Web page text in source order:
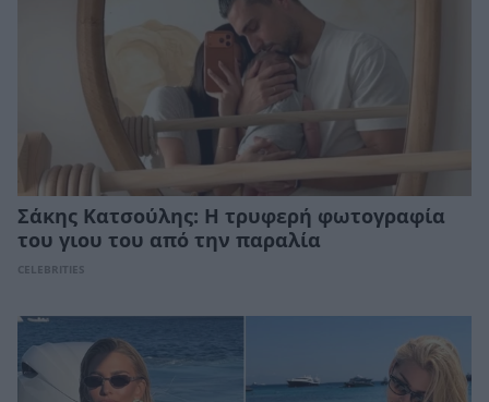
Σάκης Κατσούλης: Η τρυφερή φωτογραφία
του γιου του από την παραλία
CELEBRITIES